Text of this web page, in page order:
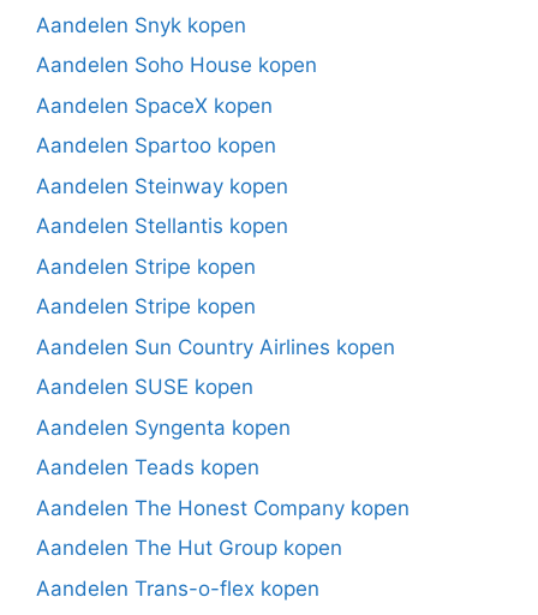
Aandelen Snyk kopen
Aandelen Soho House kopen
Aandelen SpaceX kopen
Aandelen Spartoo kopen
Aandelen Steinway kopen
Aandelen Stellantis kopen
Aandelen Stripe kopen
Aandelen Stripe kopen
Aandelen Sun Country Airlines kopen
Aandelen SUSE kopen
Aandelen Syngenta kopen
Aandelen Teads kopen
Aandelen The Honest Company kopen
Aandelen The Hut Group kopen
Aandelen Trans-o-flex kopen